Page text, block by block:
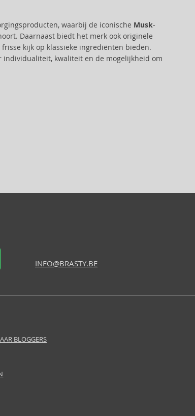
waarbij de iconische Musk-
Daarnaast biedt het merk ook originele
kijk op klassieke ingrediënten bieden.
kwaliteit en de mogelijkheid om
INFO@BRASTY.BE
BLOGGERS